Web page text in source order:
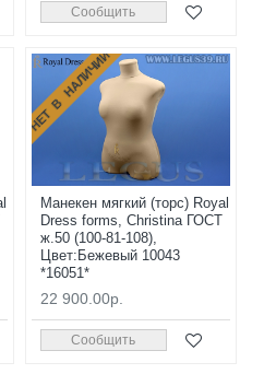
Сообщить
НЕТ В НАЛИЧИИ
Манекен мягкий (торс) Royal
Dress forms, Christina ГОСТ
ж.50 (100-81-108),
Цвет:Бежевый 10043
*16051*
22 900.00р.
Сообщить